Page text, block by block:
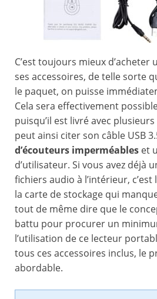
C’est toujours mieux d’acheter
ses accessoires, de telle sorte
le paquet, on puisse
Cela sera effectivement
puisqu’il est livré avec
peut ainsi citer son câble USB
d’écouteurs imperméables et
d’utilisateur. Si vous avez déjà
fichiers audio à l’intérieur, c’est
la carte de stockage qui
tout de même dire que le
battu pour procurer un
l’utilisation de ce lecteur
tous ces accessoires inclus, le
abordable.